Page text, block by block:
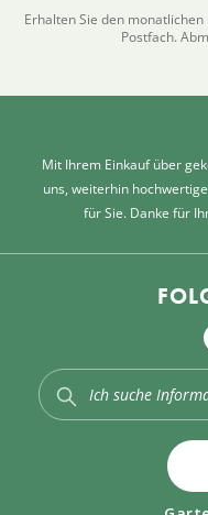
Erhalten Sie den
Postfach.
Mit Ihrem Einkauf über
uns, weiterhin
für Sie. Danke für